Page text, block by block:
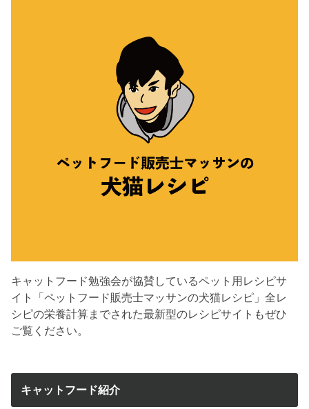
キャットフード勉強会が協賛しているペット用レシピサ
イト「ペットフード販売士マッサンの犬猫レシピ」全レ
シピの栄養計算までされた最新型のレシピサイトもぜひ
ご覧ください。
キャットフード紹介